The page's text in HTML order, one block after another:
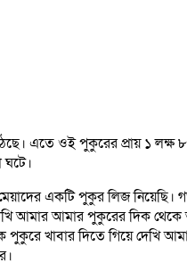
এতে ওই পুকুরের প্রায় ১
ঘটে।
মেয়াদের একটি পুকুর লিজ
দেখি আমার আমার পুকুরের দিক
খাবার দিতে গিয়ে দেখি